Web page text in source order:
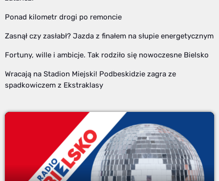
Ponad kilometr drogi po remoncie
Zasnął czy zasłabł? Jazda z finałem na słupie energetycznym
Fortuny, wille i ambicje. Tak rodziło się nowoczesne Bielsko
Wracają na Stadion Miejski! Podbeskidzie zagra ze
spadkowiczem z Ekstraklasy